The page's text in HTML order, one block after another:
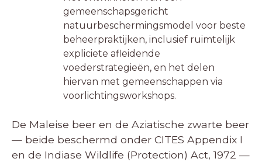
gemeenschapsgericht
natuurbeschermingsmodel voor beste
beheerpraktijken, inclusief ruimtelijk
expliciete afleidende
voederstrategieën, en het delen
hiervan met gemeenschappen via
voorlichtingsworkshops.
De Maleise beer en de Aziatische zwarte beer
— beide beschermd onder CITES Appendix I
en de Indiase Wildlife (Protection) Act, 1972 —